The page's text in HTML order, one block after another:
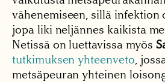
vähenemiseen, sillä infektion
jopa liki neljännes kaikista
Netissä on luettavissa myös
tutkimuksen yhteenveto ,
metsäpeuran yhteinen